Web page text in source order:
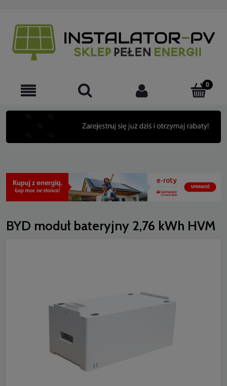
BYD moduł bateryjny 2,76 kWh HVM